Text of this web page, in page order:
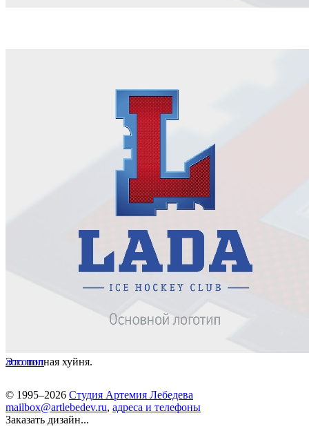
Это полная хуйня.
логотип
© 1995–2026 Студия Артемия Лебедева
mailbox@artlebedev.ru, адреса и телефоны
Заказать дизайн...